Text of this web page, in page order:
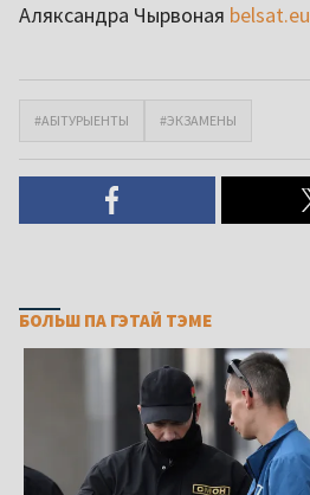
Аляксандра Чырвоная belsat.eu
#АБІТУРЫЕНТЫ #ЭКЗАМЕНЫ
БОЛЬШ ПА ГЭТАЙ ТЭМЕ